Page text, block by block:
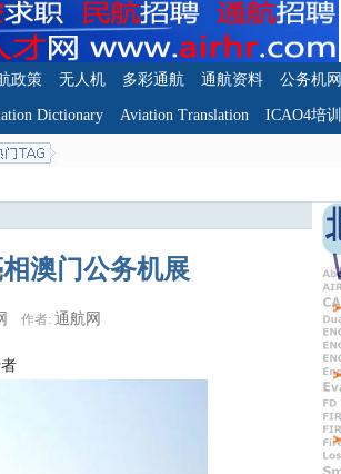
政策 无人机 多彩通航 通航资料 公务机网
Dictionary Aviation Translation ICAO4培训
澳门公务机展
作者: 通航网